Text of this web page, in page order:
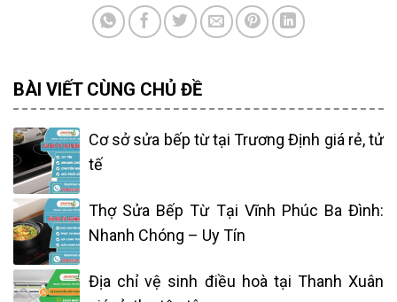
BÀI VIẾT CÙNG CHỦ ĐỀ
Cơ sở sửa bếp từ tại Trương Định giá rẻ, tử
tế
Thợ Sửa Bếp Từ Tại Vĩnh Phúc Ba Đình:
Nhanh Chóng – Uy Tín
Địa chỉ vệ sinh điều hoà tại Thanh Xuân